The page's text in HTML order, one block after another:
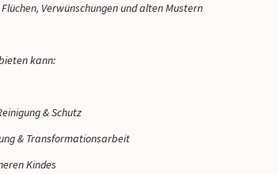
Verwünschungen und alten Mustern
kann:
& Schutz
& Transformationsarbeit
Kindes